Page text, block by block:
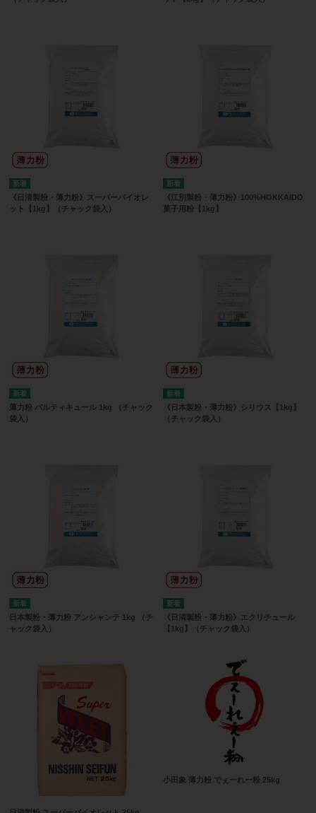
《日清製粉・薄力粉》スーパーバイオレ
ット【1kg】（チャック袋入）
《江別製粉・薄力粉》100%HOKKAIDO
菓子用粉【1kg】
薄力粉 パルティキュール 1kg （チャック
袋入）
《日本製粉・薄力粉》シリウス【1kg】
（チャック袋入）
日本製粉・薄力粉 アンシャンテ 1kg （チ
ャック袋入）
《日清製粉・薄力粉》エクリチュール
【1kg】（チャック袋入）
小田象 薄力粉 でぇーれー粉 25kg